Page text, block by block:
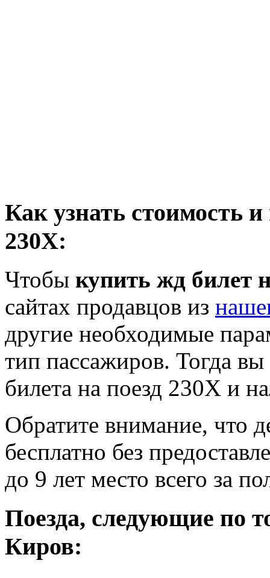
Как узнать стоимость
230Х:
Чтобы купить жд билет
сайтах продавцов из
другие необходимые
тип пассажиров. Тогда
билета на поезд 230Х и
Обратите внимание, что
бесплатно без
до 9 лет место всего за
Поезда, следующие по
Киров: